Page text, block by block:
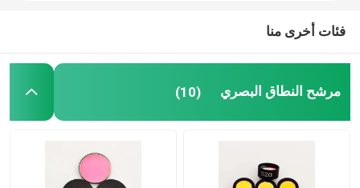
فئات أخرى منا
مرشح النطاق البصري (10)